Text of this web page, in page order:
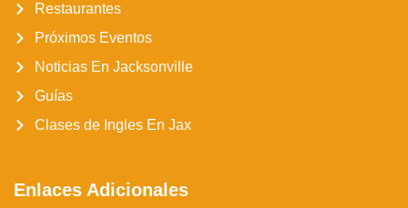
Restaurantes
Próximos Eventos
Noticias En Jacksonville
Guías
Clases de Ingles En Jax
Enlaces Adicionales